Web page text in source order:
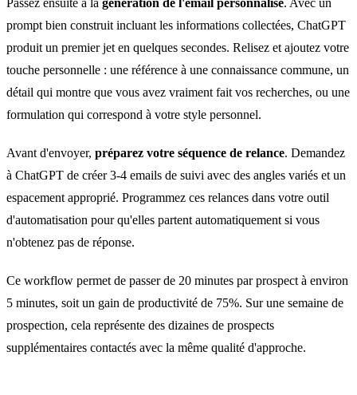
Passez ensuite à la génération de l'email personnalisé. Avec un
prompt bien construit incluant les informations collectées, ChatGPT
produit un premier jet en quelques secondes. Relisez et ajoutez votre
touche personnelle : une référence à une connaissance commune, un
détail qui montre que vous avez vraiment fait vos recherches, ou une
formulation qui correspond à votre style personnel.
Avant d'envoyer, préparez votre séquence de relance. Demandez
à ChatGPT de créer 3-4 emails de suivi avec des angles variés et un
espacement approprié. Programmez ces relances dans votre outil
d'automatisation pour qu'elles partent automatiquement si vous
n'obtenez pas de réponse.
Ce workflow permet de passer de 20 minutes par prospect à environ
5 minutes, soit un gain de productivité de 75%. Sur une semaine de
prospection, cela représente des dizaines de prospects
supplémentaires contactés avec la même qualité d'approche.